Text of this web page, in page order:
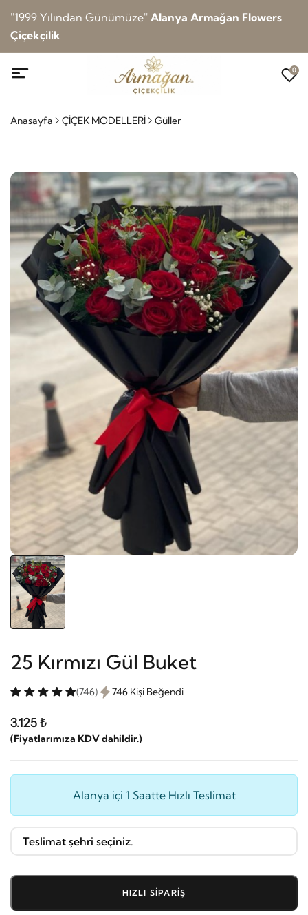
''1999 Yılından Günümüze'' Alanya Armağan Flowers
Çiçekçilik
0
Anasayfa ÇİÇEK MODELLERİ Güller
25 Kırmızı Gül Buket
(746) 746 Kişi Beğendi
3.125 ₺
(Fiyatlarımıza KDV dahildir.)
Alanya içi 1 Saatte Hızlı Teslimat
HIZLI SIPARIŞ